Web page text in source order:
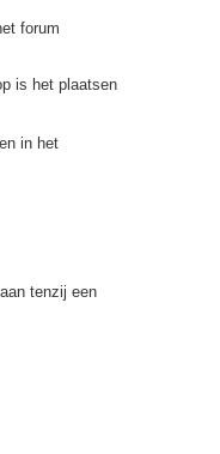
forum
is het plaatsen
in het
tenzij een